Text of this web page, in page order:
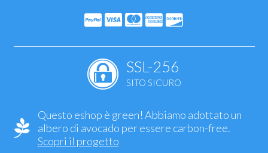
SSL-256
SITO SICURO
Questo eshop è green! Abbiamo adottato un
albero di avocado per essere carbon-free.
Scopri il progetto